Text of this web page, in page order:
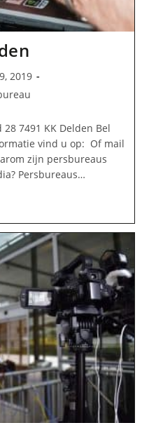
2019
7491 KK Delden Bel
vind u op: Of mail
zijn persbureaus
Persbureaus…